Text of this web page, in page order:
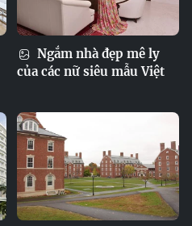
Ngắm nhà đẹp mê ly
của các nữ siêu mẫu Việt